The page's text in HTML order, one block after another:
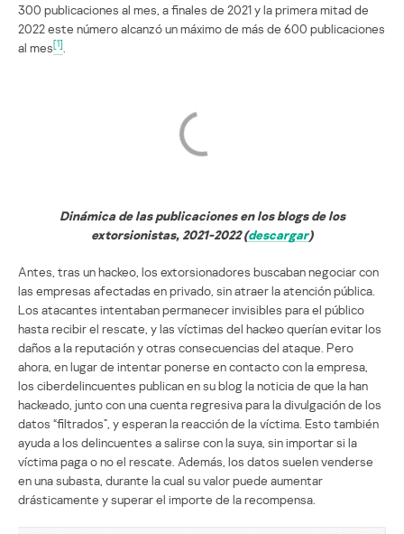
300 publicaciones al mes, a finales de 2021 y la primera mitad de
2022 este número alcanzó un máximo de más de 600 publicaciones
al mes[1]
Dinámica de las publicaciones en los blogs de los
extorsionistas, 2021-2022 (descargar)
Antes, tras un hackeo, los extorsionadores buscaban negociar con
las empresas afectadas en privado, sin atraer la atención pública.
Los atacantes intentaban permanecer invisibles para el público
hasta recibir el rescate, y las víctimas del hackeo querían evitar los
daños a la reputación y otras consecuencias del ataque. Pero
ahora, en lugar de intentar ponerse en contacto con la empresa,
los ciberdelincuentes publican en su blog la noticia de que la han
hackeado, junto con una cuenta regresiva para la divulgación de los
datos “filtrados”, y esperan la reacción de la víctima. Esto también
ayuda a los delincuentes a salirse con la suya, sin importar si la
víctima paga o no el rescate. Además, los datos suelen venderse
en una subasta, durante la cual su valor puede aumentar
drásticamente y superar el importe de la recompensa.